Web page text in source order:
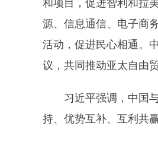
和项目，促进智利和拉
源、信息通信、电子商
活动，促进民心相通。
议，共同推动亚太自由
习近平强调，中国与
持、优势互补、互利共